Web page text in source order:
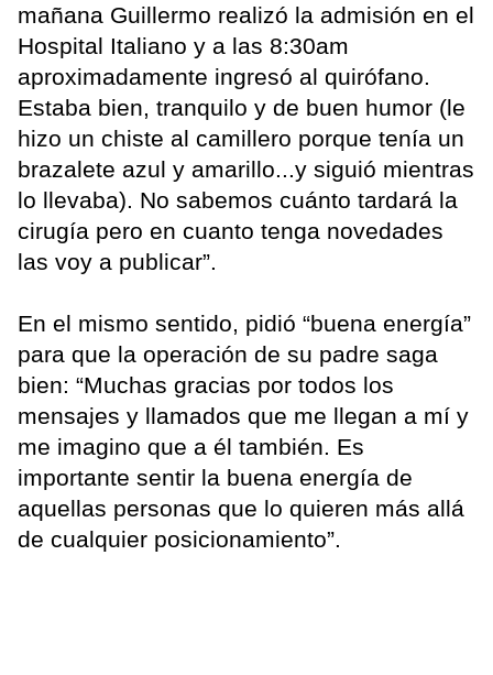
mañana Guillermo realizó la admisión en el
Hospital Italiano y a las 8:30am
aproximadamente ingresó al quirófano.
Estaba bien, tranquilo y de buen humor (le
hizo un chiste al camillero porque tenía un
brazalete azul y amarillo...y siguió mientras
lo llevaba). No sabemos cuánto tardará la
cirugía pero en cuanto tenga novedades
las voy a publicar”.
En el mismo sentido, pidió “buena energía”
para que la operación de su padre saga
bien: “Muchas gracias por todos los
mensajes y llamados que me llegan a mí y
me imagino que a él también. Es
importante sentir la buena energía de
aquellas personas que lo quieren más allá
de cualquier posicionamiento”.